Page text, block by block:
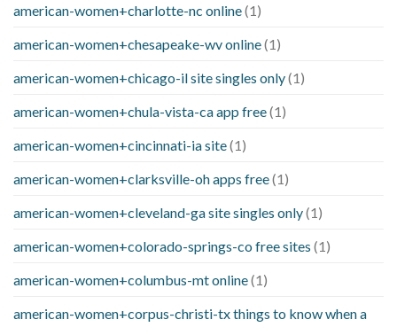
american-women+charlotte-nc online(1)
american-women+chesapeake-wv online(1)
american-women+chicago-il site singles only(1)
american-women+chula-vista-ca app free(1)
american-women+cincinnati-ia site(1)
american-women+clarksville-oh apps free(1)
american-women+cleveland-ga site singles only(1)
american-women+colorado-springs-co free sites (1)
american-women+columbus-mt online(1)
american-women+corpus-christi-tx things to know when a